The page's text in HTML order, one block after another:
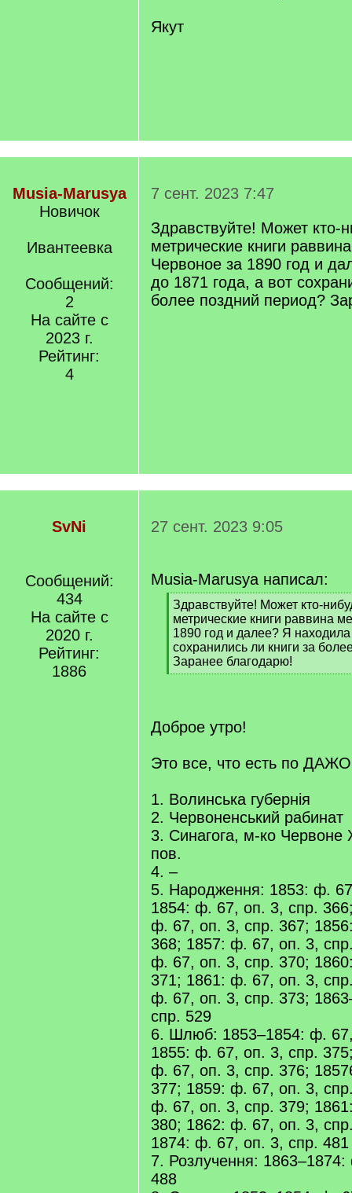
Якут
Musia-Marusya
Новичок
Ивантеевка
Сообщений:
2
На сайте с
2023 г.
Рейтинг:
4
7 сент. 2023 7:47
Здравствуйте! Может кто-
метрические книги
Червоное за 1890 год и
до 1871 года, а вот
более поздний период?
SvNi
Сообщений:
434
На сайте с
2020 г.
Рейтинг:
1886
27 сент. 2023 9:05
Musia-Marusya написал:
[
q
]
Здравствуйте! Может кто-
метрические книги раввина
1890 год и далее? Я
сохранились ли книги за
Заранее благодарю!
[
]
Доброе утро!
Это все, что есть по
1. Волинська губернія
2. Червоненський рабинат
3. Синагога, м-ко Червоне
пов.
4. –
5. Народження: 1853: ф.
1854: ф. 67, оп. 3, спр.
ф. 67, оп. 3, спр. 367;
368; 1857: ф. 67, оп. 3,
ф. 67, оп. 3, спр. 370;
371; 1861: ф. 67, оп. 3,
ф. 67, оп. 3, спр. 373;
спр. 529
6. Шлюб: 1853–1854: ф.
1855: ф. 67, оп. 3, спр.
ф. 67, оп. 3, спр. 376;
377; 1859: ф. 67, оп. 3,
ф. 67, оп. 3, спр. 379;
380; 1862: ф. 67, оп. 3,
1874: ф. 67, оп. 3, спр. 481
7. Розлучення:
488